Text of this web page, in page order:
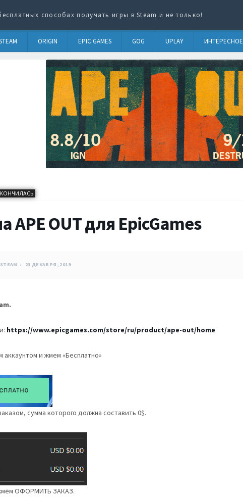
способах получать игры в Steam и не только!
ORIGIN EPIC GAMES GOG UPLAY ИНТЕРЕСНОЕ
APE OUT для EpicGames
23 ДЕКАБРЯ, 2019
https://www.epicgames.com/store/ru/product/ape-out/home
аккаунтом и жмем «Бесплатно»
сумма которого должна составить 0$.
ОФОРМИТЬ ЗАКАЗ.